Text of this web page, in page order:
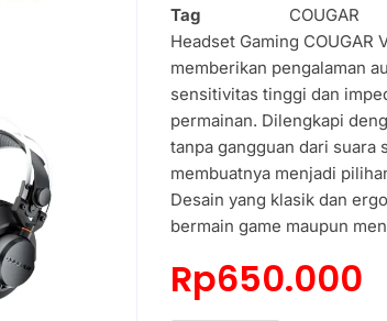
Tag
COUGAR
Headset Gaming
memberikan pengalaman
sensitivitas tinggi dan
permainan. Dilengkapi
tanpa gangguan dari suara
membuatnya menjadi
Desain yang klasik dan
bermain game maupun
Rp650.000